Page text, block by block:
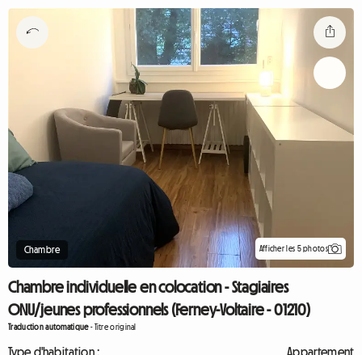
Chambre Afficher les 5 photos
Chambre individuelle en colocation - Stagiaires
ONU/jeunes professionnels (Ferney-Voltaire - 01210)
Traduction automatique-Titre original
Type d'habitation :
Appartement